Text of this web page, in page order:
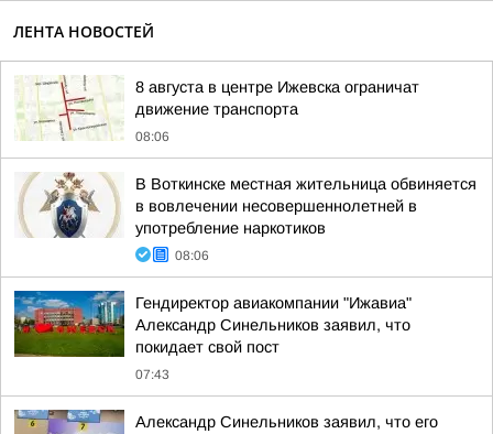
ЛЕНТА НОВОСТЕЙ
8 августа в центре Ижевска ограничат
движение транспорта
08:06
В Воткинске местная жительница обвиняется
в вовлечении несовершеннолетней в
употребление наркотиков
08:06
Гендиректор авиакомпании "Ижавиа"
Александр Синельников заявил, что
покидает свой пост
07:43
Александр Синельников заявил, что его